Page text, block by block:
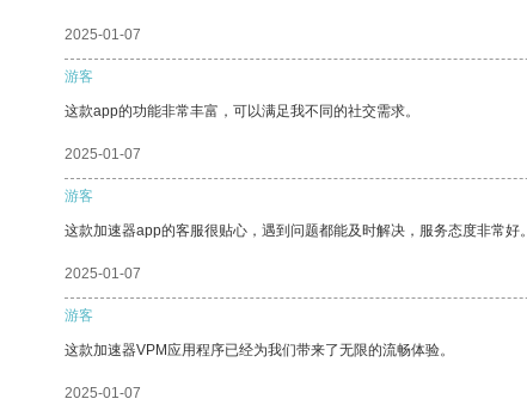
2025-01-07
游客
这款app的功能非常丰富，可以满足我不同的社交需求。
2025-01-07
游客
这款加速器app的客服很贴心，遇到问题都能及时解决，服务态度非常好。
2025-01-07
游客
这款加速器VPM应用程序已经为我们带来了无限的流畅体验。
2025-01-07